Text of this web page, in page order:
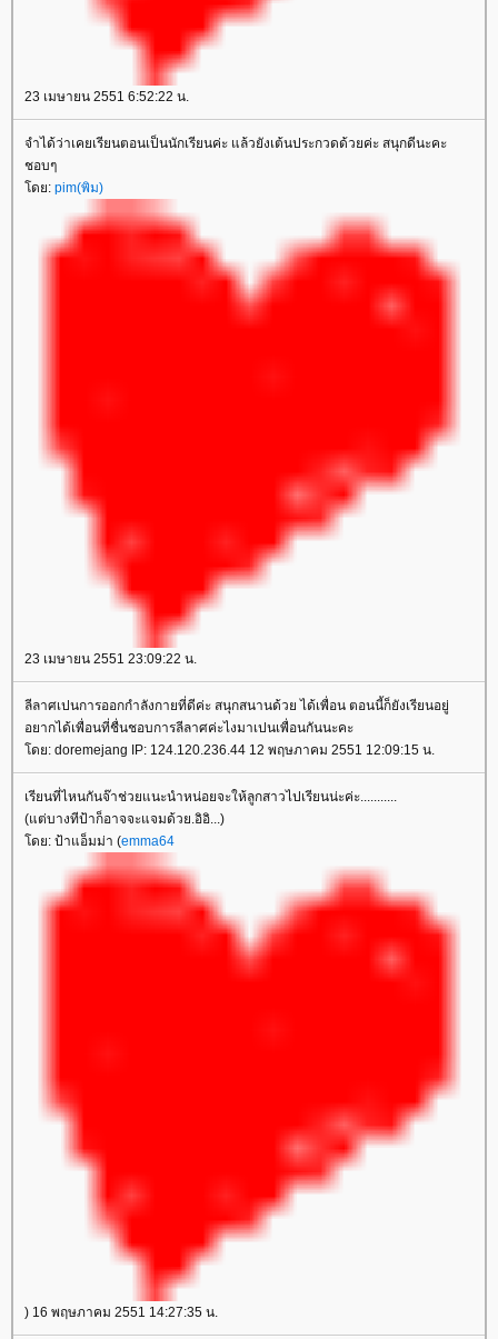
23 เมษายน 2551 6:52:22 น.
จำได้ว่าเคยเรียนตอนเป็นนักเรียนค่ะ แล้วยังเต้นประกวดด้วยค่ะ สนุกดีนะคะ
ชอบๆ
ดย: pim(พิม)
23 เมษายน 2551 23:09:22 น.
ลีลาศเปนการออกกำลังกายที่ดีค่ะ สนุกสนานด้วย ได้เพื่อน ตอนนี้ก็ยังเรียนอยู่
อยากได้เพื่อนที่ชื่นชอบการลีลาศค่ะไงมาเปนเพื่อนกันนะคะ
ดย: doremejang IP: 124.120.236.44 12 พฤษภาคม 2551 12:09:15 น.
เรียนที่ไหนกันจ๊าช่วยแนะนำหน่อยจะให้ลูกสาวไปเรียนน่ะค่ะ...........
(แต่บางทีป้าก็อาจจะแจมด้วย.อิอิ...)
ดย: ป้าแอ็มม่า (emma64
) 16 พฤษภาคม 2551 14:27:35 น.